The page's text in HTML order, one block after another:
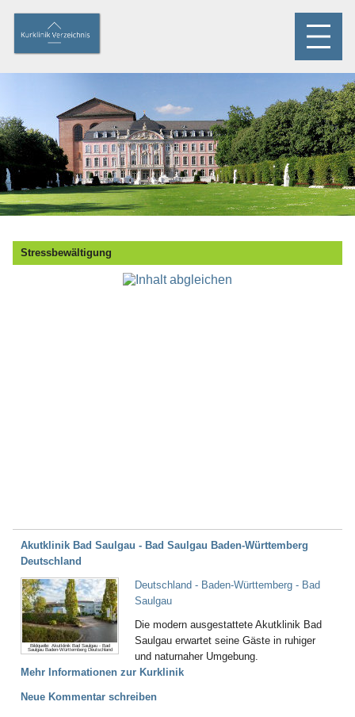
Stressbewältigung
Akutklinik Bad Saulgau - Bad Saulgau Baden-Württemberg
Deutschland
Bildquelle: Akutklinik Bad Saulgau - Bad
Saulgau Baden-Württemberg Deutschland
Deutschland - Baden-Württemberg - Bad
Saulgau
Die modern ausgestattete Akutklinik Bad
Saulgau erwartet seine Gäste in ruhiger
und naturnaher Umgebung.
Mehr Informationen zur Kurklinik
Neue Kommentar schreiben